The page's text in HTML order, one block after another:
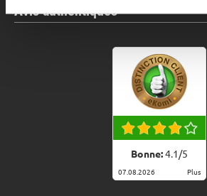
Avis authentiques
Bonne:4.1/5
07.08.2026 Plus